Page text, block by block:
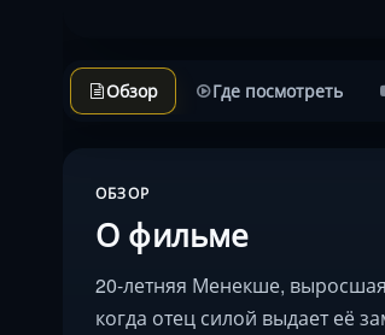
Обзор Где посмотреть
ОБЗОР
О фильме
20-летняя Менекше,
когда отец силой выдает её